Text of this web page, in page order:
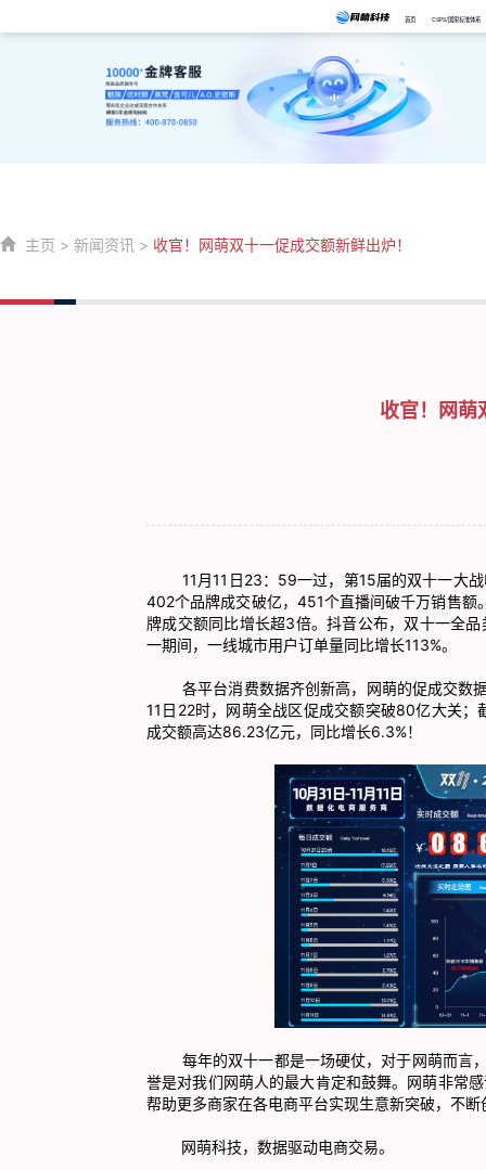
首页 CSPS/国家标准体系
主页 > 新闻资讯 > 收官！网萌双十一促成交额新鲜出炉！
收官！网萌
11月11日23：59一过，第15届的双十一大战
402个品牌成交破亿，451个直播间破千万销售
牌成交额同比增长超3倍。抖音公布，双十一全
一期间，一线城市用户订单量同比增长113%。
各平台消费数据齐创新高，网萌的促成交数据
11日22时，网萌全战区促成交额突破80亿大关
成交额高达86.23亿元，同比增长6.3%！
每年的双十一都是一场硬仗，对于网萌而言，
誉是对我们网萌人的最大肯定和鼓舞。网萌非常
帮助更多商家在各电商平台实现生意新突破，不断
网萌科技，数据驱动电商交易。